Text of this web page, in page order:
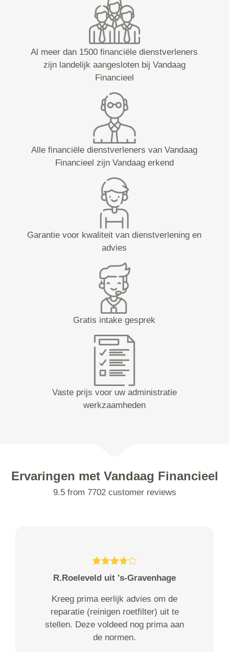
Al meer dan 1500 financiële dienstverleners
zijn landelijk aangesloten bij Vandaag
Financieel
Alle financiële dienstverleners van Vandaag
Financieel zijn Vandaag erkend
Garantie voor kwaliteit van dienstverlening en
advies
Gratis intake gesprek
Vaste prijs voor uw administratie
werkzaamheden
Ervaringen met Vandaag Financieel
9.5 from 7702 customer reviews
R.Roeleveld uit 's-Gravenhage
Kreeg prima eerlijk advies om de
reparatie (reinigen roetfilter) uit te
stellen. Deze voldeed nog prima aan
de normen.